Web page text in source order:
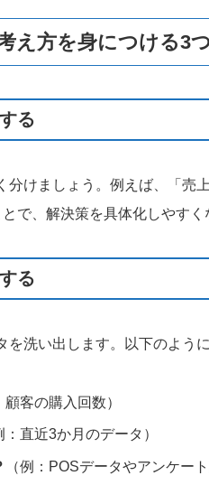
え方を身につける3
る
分けましょう。例えば、「
で、解決策を具体化しやすく
る
洗い出します。以下のよう
顧客の購入回数）
：直近3か月のデータ）
（例：POSデータやアンケート